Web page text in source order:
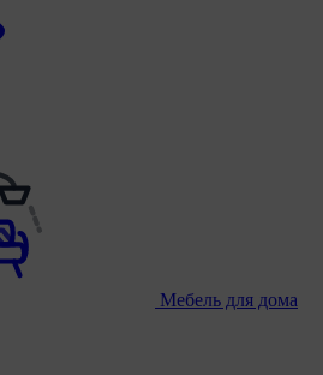
Мебель для дома